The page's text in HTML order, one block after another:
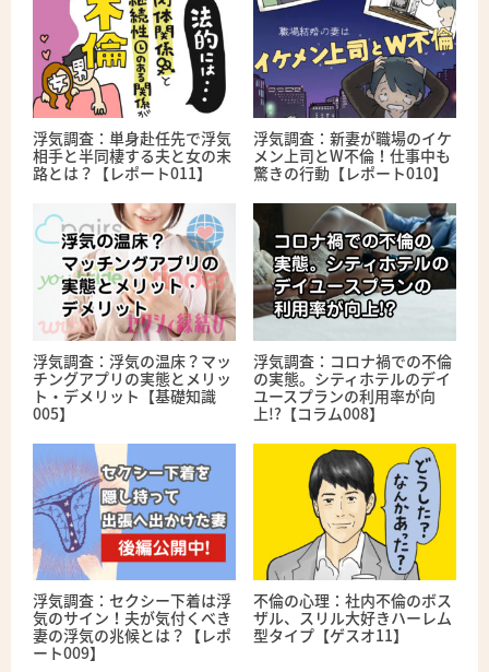
浮気調査：単身赴任先で浮気
相手と半同棲する夫と女の末
路とは？【レポート011】
浮気調査：新妻が職場のイケ
メン上司とW不倫！仕事中も
驚きの行動【レポート010】
浮気調査：浮気の温床？マッ
チングアプリの実態とメリッ
ト・デメリット【基礎知識
005】
浮気調査：コロナ禍での不倫
の実態。シティホテルのデイ
ユースプランの利用率が向
上!?【コラム008】
浮気調査：セクシー下着は浮
気のサイン！夫が気付くべき
妻の浮気の兆候とは？【レポ
ート009】
不倫の心理：社内不倫のボス
ザル、スリル大好きハーレム
型タイプ【ゲスオ11】